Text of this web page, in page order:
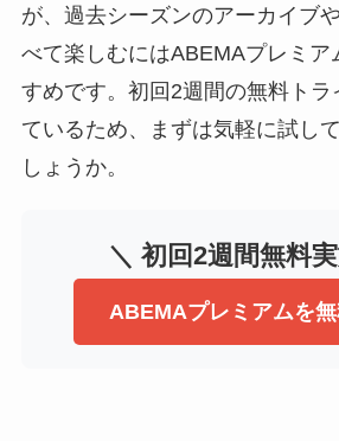
が、過去シーズンのアーカイブ
べて楽しむにはABEMAプレミア
すめです。初回2週間の無料ト
ているため、まずは気軽に試し
しょうか。
＼ 初回2週間無料
ABEMAプレミアムを